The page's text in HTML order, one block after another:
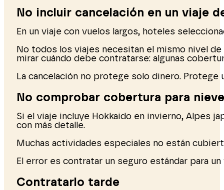
No incluir cancelación en un viaje
En un viaje con vuelos largos, hoteles
No todos los viajes necesitan el mismo nivel
mirar cuándo debe contratarse: algunas
La cancelación no protege solo dinero. Protege
No comprobar cobertura para
Si el viaje incluye Hokkaido en invierno, Alpes
con más detalle.
Muchas actividades especiales no están
El error es contratar un seguro estándar para un
Contratarlo tarde